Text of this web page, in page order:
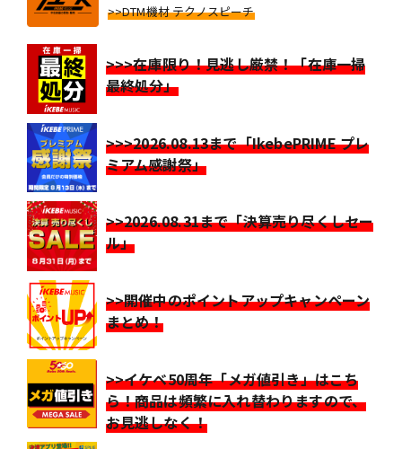
>>DTM機材 テクノスピーチ
>>>在庫限り！見逃し厳禁！「在庫一掃
最終処分」
>>>2026.08.13まで「IkebePRIME プレ
ミアム感謝祭」
>>2026.08.31まで「決算売り尽くしセー
ル」
>>開催中のポイントアップキャンペーン
まとめ！
>>イケベ50周年「メガ値引き」はこち
ら！商品は頻繁に入れ替わりますので、
お見逃しなく！